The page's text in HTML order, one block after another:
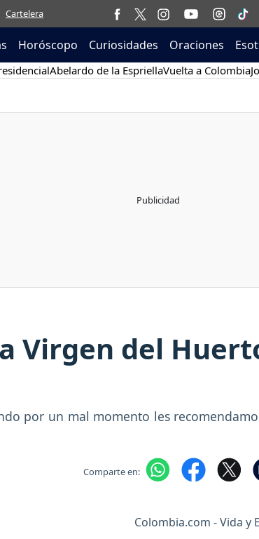
Cartelera
Horóscopo Curiosidades Oraciones
Abelardo de la EspriellaVuelta a Colombia
Virgen del
por un mal momento les
Comparte en:
Colombia.com - Vida y